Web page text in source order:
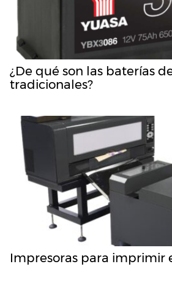
¿De qué son las baterías
tradicionales?
Impresoras para imprimir